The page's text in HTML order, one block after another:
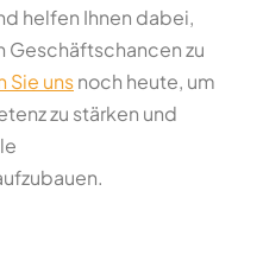
helfen Ihnen dabei,
Geschäftschancen zu
Sie unsnoch heute, um
zu stärken und